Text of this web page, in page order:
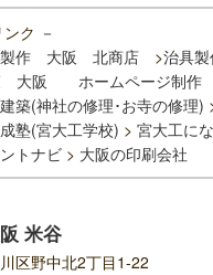
ク －
製作 大阪 北商店 >治具
大阪
ホームページ制
築(神社の修理･お寺の修理)
塾(宮大工学校) > 宮大工に
トナビ > 大阪の印刷会社
米谷
区野中北2丁目1-22